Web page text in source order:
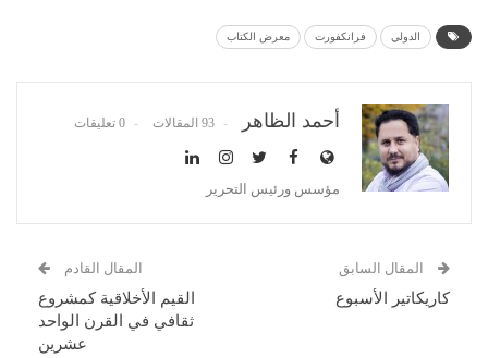
الدولي فرانكفورت معرض الكتاب
أحمد الظاهر 93 المقالات 0 تعليقات
مؤسس ورئيس التحرير
المقال السابق
كاريكاتير الأسبوع
المقال القادم
القيم الأخلاقية كمشروع
ثقافي في القرن الواحد
عشرين